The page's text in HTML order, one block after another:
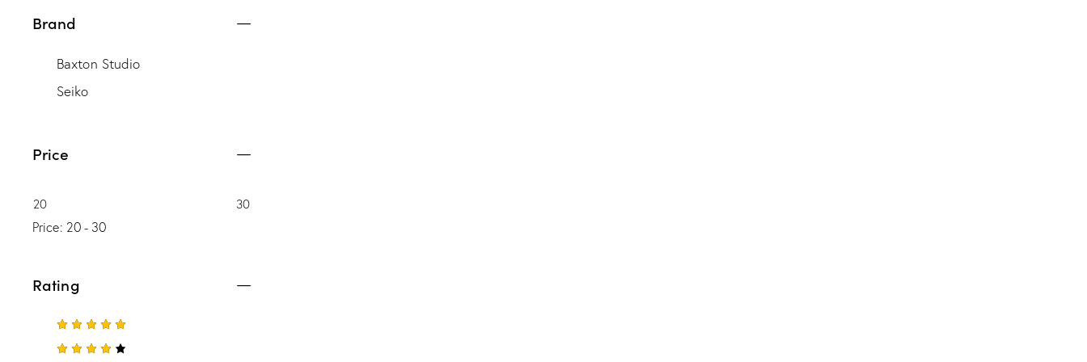
Brand
Baxton Studio
Seiko
Price
20 30
Price: 20 - 30
Rating
üzerinde